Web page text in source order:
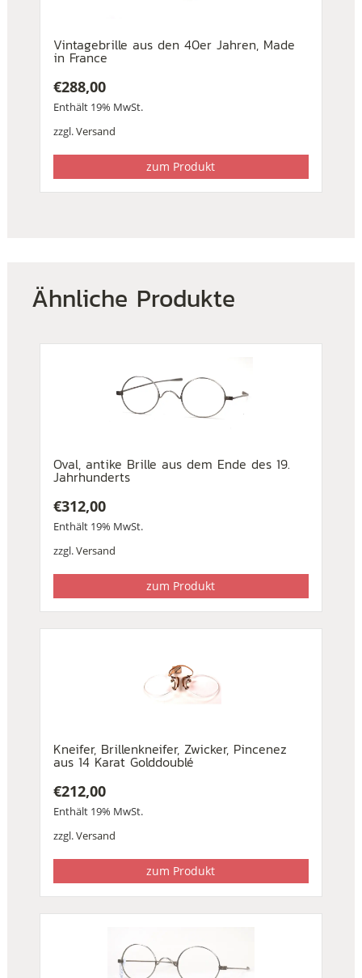
Vintagebrille aus den 40er Jahren, Made
in France
€288,00
Enthält 19% MwSt.
zzgl.Versand
zum Produkt
Ähnliche Produkte
Oval, antike Brille aus dem Ende des 19.
Jahrhunderts
€312,00
Enthält 19% MwSt.
zzgl.Versand
zum Produkt
Kneifer, Brillenkneifer, Zwicker, Pincenez
aus 14 Karat Golddoublé
€212,00
Enthält 19% MwSt.
zzgl.Versand
zum Produkt